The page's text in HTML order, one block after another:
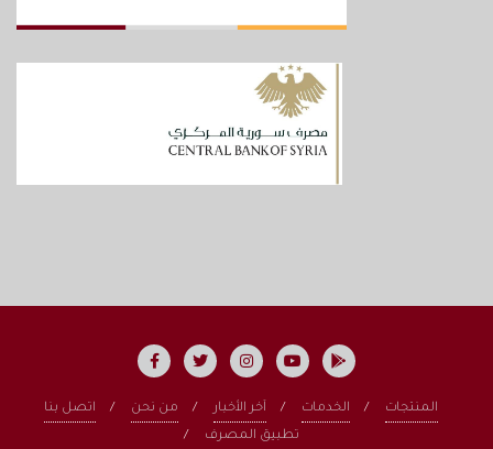
اتصل بنا من نحن آخر الأخبار الخدمات
المنتجات
تطبيق المصرف